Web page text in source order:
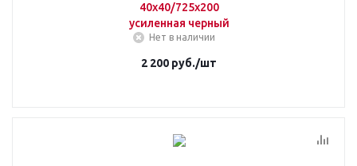
40x40/725x200
усиленная черный
Нет в наличии
2 200 руб./шт